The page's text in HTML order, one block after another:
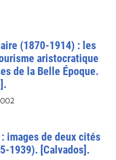
(1870-1914) : les
aristocratique
de la Belle Époque.
images de deux cités
1939). [Calvados].